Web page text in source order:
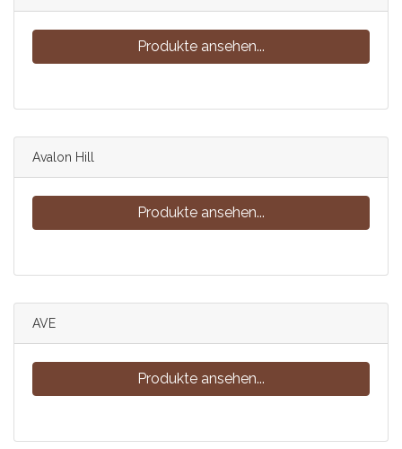
Produkte ansehen...
Avalon Hill
Produkte ansehen...
AVE
Produkte ansehen...